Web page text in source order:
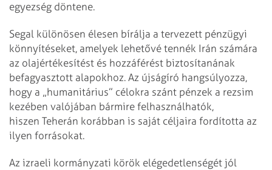
egyezség döntene.
Segal különösen élesen bírálja a tervezett pénzügyi
könnyítéseket, amelyek lehetővé tennék Irán számára
az olajértékesítést és hozzáférést biztosítanának
befagyasztott alapokhoz. Az újságíró hangsúlyozza,
hogy a „humanitárius” célokra szánt pénzek a rezsim
kezében valójában bármire felhasználhatók,
hiszen Teherán korábban is saját céljaira fordította az
ilyen forrásokat.
Az izraeli kormányzati körök elégedetlenségét jól